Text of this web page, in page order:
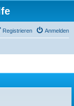
Anmelden
Registrieren